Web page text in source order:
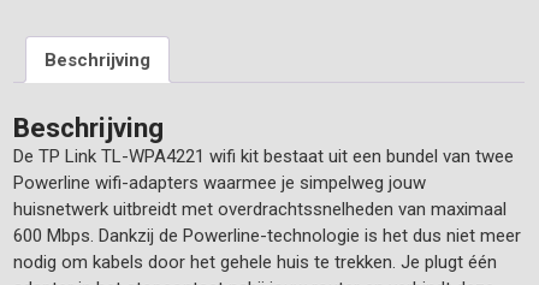
aantalBeschrijving
Beschrijving
De TP Link TL-WPA4221 wifi kit bestaat uit een bundel van twee
Powerline wifi-adapters waarmee je simpelweg jouw
huisnetwerk uitbreidt met overdrachtssnelheden van maximaal
600 Mbps. Dankzij de Powerline-technologie is het dus niet meer
nodig om kabels door het gehele huis te trekken. Je plugt één